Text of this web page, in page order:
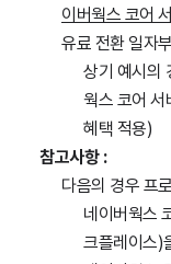
이버웍스 코어
유료 전환 일자
상기 예시의
웍스 코어 서
혜택 적용)
참고사항 :
다음의 경우 프
네이버웍스
크플레이스)